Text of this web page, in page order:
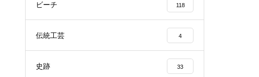
ビーチ 118
伝統工芸 4
史跡 33